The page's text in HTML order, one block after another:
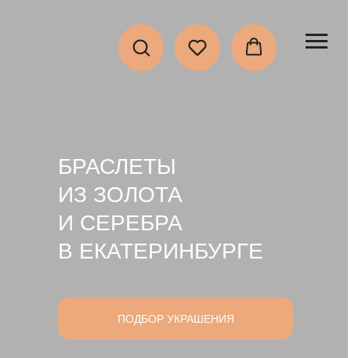
БРАСЛЕТЫ
ИЗ ЗОЛОТА
И СЕРЕБРА
В ЕКАТЕРИНБУРГЕ
ПОДБОР УКРАШЕНИЯ